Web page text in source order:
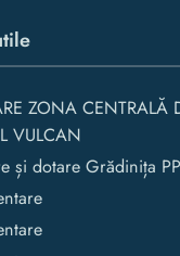
ZONA CENTRALĂ
VULCAN
și dotare Grădinița